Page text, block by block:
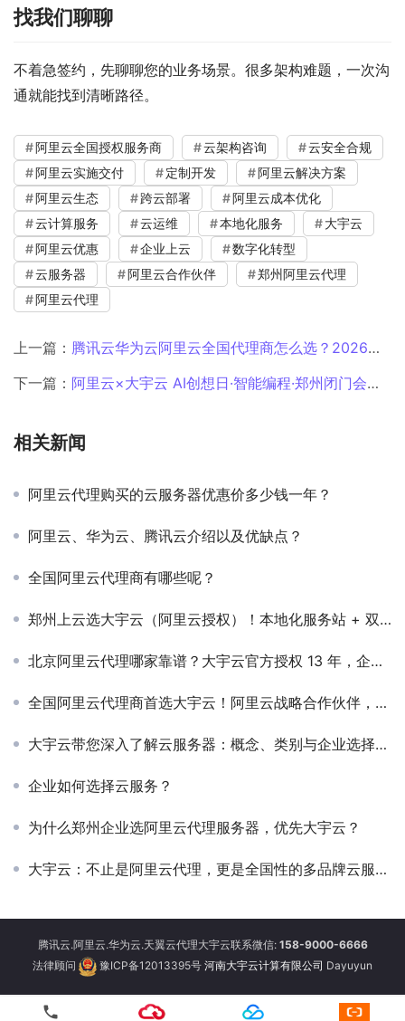
找我们聊聊
不着急签约，先聊聊您的业务场景。很多架构难题，一次沟
通就能找到清晰路径。
阿里云全国授权服务商 云架构咨询
云安全合规
阿里云实施交付
定制开发
阿里云解决方案
阿里云生态
跨云部署
阿里云成本优化
云计算服务
云运维 本地化服务
大宇云
阿里云优惠
企业上云
数字化转型
云服务器
阿里云合作伙伴
郑州阿里云代理
阿里云代理
上一篇： 腾讯云华为云阿里云全国代理商怎么选？2026年多云战略指南
下一篇： 阿里云×大宇云 AI创想日·智能编程·郑州闭门会顺利举行
相关新闻
阿里云代理购买的云服务器优惠价多少钱一年？
阿里云、华为云、腾讯云介绍以及优缺点？
全国阿里云代理商有哪些呢？
郑州上云选大宇云（阿里云授权）！本地化服务站 + 双重售后，业务不中断
北京阿里云代理哪家靠谱？大宇云官方授权 13 年，企业上云省钱合规更高效
全国阿里云代理商首选大宇云！阿里云战略合作伙伴，30 + 省市覆盖 + 一站式等保服务
大宇云带您深入了解云服务器：概念、类别与企业选择指南
企业如何选择云服务？
为什么郑州企业选阿里云代理服务器，优先大宇云？
大宇云：不止是阿里云代理，更是全国性的多品牌云服务整合中心
腾讯云.阿里云.华为云.天翼云代理大宇云联系微信: 158-9000-6666
法律顾问
豫ICP备12013395号 河南大宇云计算有限公司 Dayuyun
phone